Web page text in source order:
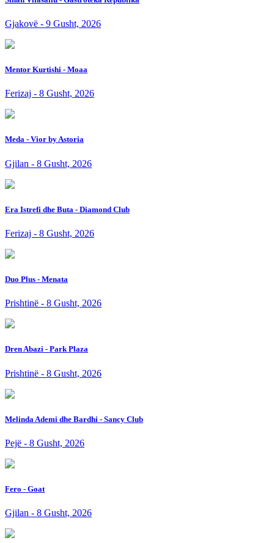
Gjakovë - 9 Gusht, 2026
Mentor Kurtishi - Moaa
Ferizaj - 8 Gusht, 2026
Meda - Vior by Astoria
Gjilan - 8 Gusht, 2026
Era Istrefi dhe Buta - Diamond Club
Ferizaj - 8 Gusht, 2026
Duo Plus - Menata
Prishtinë - 8 Gusht, 2026
Dren Abazi - Park Plaza
Prishtinë - 8 Gusht, 2026
Melinda Ademi dhe Bardhi - Sancy Club
Pejë - 8 Gusht, 2026
Fero - Goat
Gjilan - 8 Gusht, 2026